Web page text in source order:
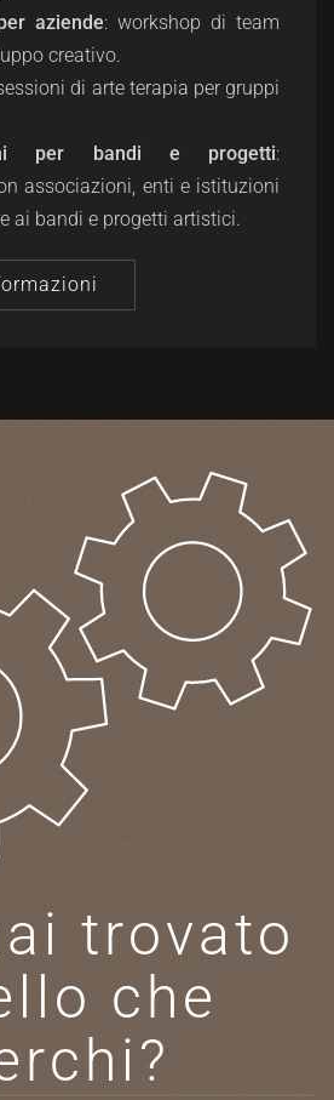
aziende: workshop di team
creativo.
di arte terapia per gruppi
per bandi e progetti:
associazioni, enti e istituzioni
ai bandi e progetti artistici.
trovato
che